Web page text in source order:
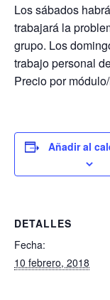
Los sábados
trabajará la
grupo. Los
trabajo personal
Precio por
Añadir al
DETALLES
Fecha:
10 febrero, 2018